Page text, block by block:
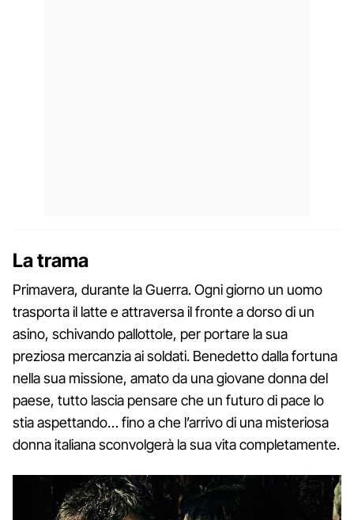
La trama
Primavera, durante la Guerra. Ogni giorno un uomo
trasporta il latte e attraversa il fronte a dorso di un
asino, schivando pallottole, per portare la sua
preziosa mercanzia ai soldati. Benedetto dalla fortuna
nella sua missione, amato da una giovane donna del
paese, tutto lascia pensare che un futuro di pace lo
stia aspettando… fino a che l’arrivo di una misteriosa
donna italiana sconvolgerà la sua vita completamente.